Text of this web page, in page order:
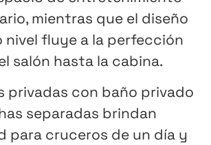
mientras que el diseño
nivel fluye a la perfección
salón hasta la cabina.
privadas con baño privado
separadas brindan
para cruceros de un día y